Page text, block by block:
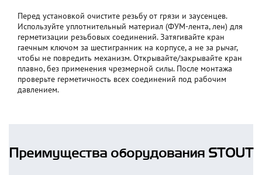
Перед установкой очистите резьбу от грязи и заусенцев.
Используйте уплотнительный материал (ФУМ-лента, лен) для
герметизации резьбовых соединений. Затягивайте кран
гаечным ключом за шестигранник на корпусе, а не за рычаг,
чтобы не повредить механизм. Открывайте/закрывайте кран
плавно, без применения чрезмерной силы. После монтажа
проверьте герметичность всех соединений под рабочим
давлением.
Преимущества оборудования STOUT